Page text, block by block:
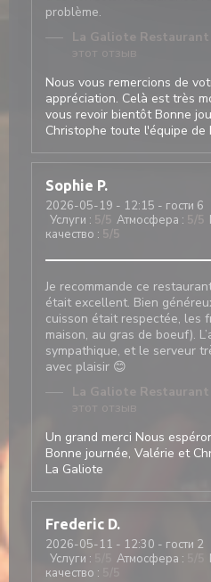
problème.
La Galiote Restaurant
этот отзыв
Nous vous remercions de
appréciation. Celà est très
vous revoir bientôt Bonne
Christophe toute l'équipe de
Sophie P
2026-05-19 - 12:15 - гости 6
Услуги : 5/5 Атмосфера : 5/5
качество : 5/5
Je recommande ce
était excellent. Bien
cuisson était respectée, les
maison, au gras de boeuf).
sympathique, et le serveur
avec plaisir 😊
La Galiote Restaurant
этот отзыв
Un grand merci Nous
Bonne journée, Valérie et
La Galiote
Frederic D
2026-05-11 - 12:30 - гости 2
Услуги : Атмосфера :
качество :